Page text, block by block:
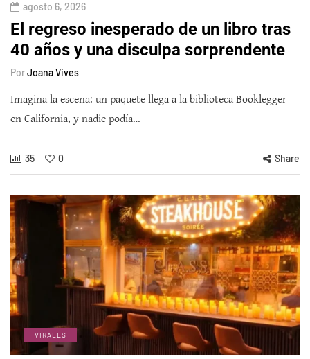
agosto 6, 2026
El regreso inesperado de un libro tras
40 años y una disculpa sorprendente
PorJoana Vives
Imagina la escena: un paquete llega a la biblioteca Booklegger
en California, y nadie podía…
35 0 Share
VIRALES